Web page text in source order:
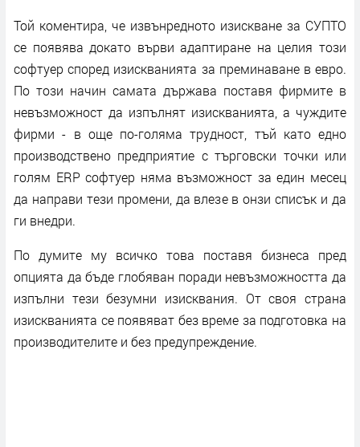
Той коментира, че извънредното изискване за СУПТО
се появява докато върви адаптиране на целия този
софтуер според изискванията за преминаване в евро.
По този начин самата държава поставя фирмите в
невъзможност да изпълнят изискванията, а чуждите
фирми - в още по-голяма трудност, тъй като едно
производствено предприятие с търговски точки или
голям ERP софтуер няма възможност за един месец
да направи тези промени, да влезе в онзи списък и да
ги внедри.
По думите му всичко това поставя бизнеса пред
опцията да бъде глобяван поради невъзможността да
изпълни тези безумни изисквания. От своя страна
изискванията се появяват без време за подготовка на
производителите и без предупреждение.